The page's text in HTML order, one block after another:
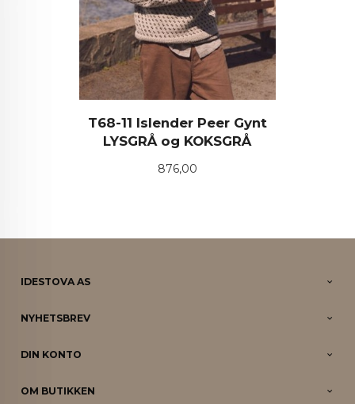
T68-11 Islender Peer Gynt
LYSGRÅ og KOKSGRÅ
Pris
876,00
IDESTOVA AS
NYHETSBREV
DIN KONTO
OM BUTIKKEN